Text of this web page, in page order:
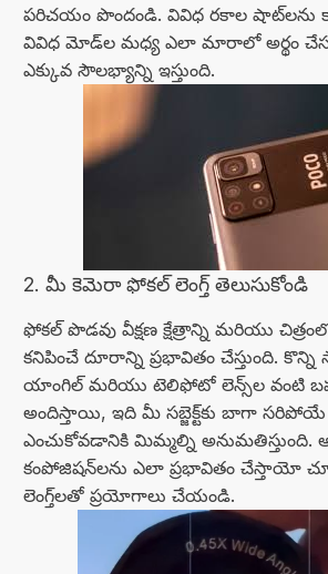
పరిచయం పొందండి. వివిధ రకాల షాట్‌లను
వివిధ మోడ్‌ల మధ్య ఎలా మారాలో అర్థం
ఎక్కువ సౌలభ్యాన్ని ఇస్తుంది.
2. మీ కెమెరా ఫోకల్ లెంగ్త్ తెలుసుకోండి
ఫోకల్ పొడవు వీక్షణ క్షేత్రాన్ని మరియు
కనిపించే దూరాన్ని ప్రభావితం చేస్తుంది. కొన్ని
యాంగిల్ మరియు టెలిఫోటో లెన్స్‌ల వంటి
అందిస్తాయి, ఇది మీ సబ్జెక్ట్‌కు బాగా సరిపోయే
ఎంచుకోవడానికి మిమ్మల్ని అనుమతిస్తుంది.
కంపోజిషన్‌లను ఎలా ప్రభావితం చేస్తాయో
లెంగ్త్‌లతో ప్రయోగాలు చేయండి.